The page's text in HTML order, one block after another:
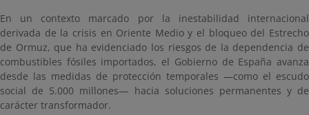
En un contexto marcado por la inestabilidad internacional
derivada de la crisis en Oriente Medio y el bloqueo del Estrecho
de Ormuz, que ha evidenciado los riesgos de la dependencia de
combustibles fósiles importados, el Gobierno de España avanza
desde las medidas de protección temporales —como el escudo
social de 5.000 millones— hacia soluciones permanentes y de
carácter transformador.